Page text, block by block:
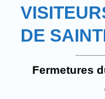
DE
Fermetures